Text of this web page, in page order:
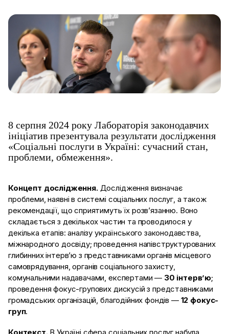
8 серпня 2024 року Лабораторія законодавчих
ініціатив презентувала результати дослідження
«Соціальні послуги в Україні: сучасний стан,
проблеми, обмеження».
Концепт дослідження. Дослідження визначає
проблеми, наявні в системі соціальних послуг, а також
рекомендації, що сприятимуть їх розв’язанню. Воно
складається з декількох частин та проводилося у
декілька етапів: аналізу українського законодавства,
міжнародного досвіду; проведення напівструктурованих
глибинних інтерв’ю з представниками органів місцевого
самоврядування, органів соціального захисту,
комунальними надавачами, експертами — 30 інтервʼю;
проведення фокус-групових дискусій з представниками
громадських організацій, благодійних фондів — 12 фокус-
груп.